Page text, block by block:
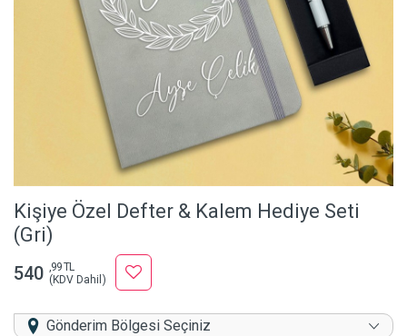
Kişiye Özel Defter & Kalem Hediye Seti
(Gri)
540 ,99 TL
(KDV Dahil)
Gönderim Bölgesi Seçiniz